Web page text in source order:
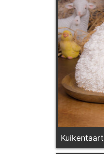
Kuikentaart